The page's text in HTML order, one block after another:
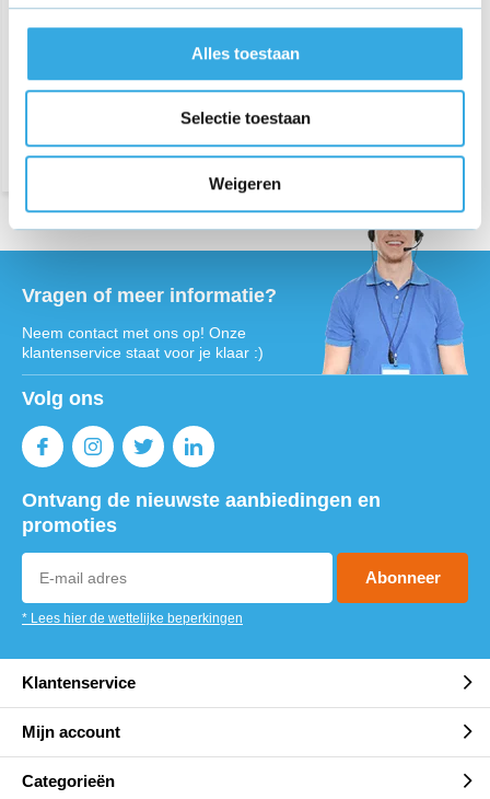
Alles toestaan
Selectie toestaan
Weigeren
Vragen of meer informatie?
Neem contact met ons op! Onze
klantenservice staat voor je klaar :)
Volg ons
Ontvang de nieuwste aanbiedingen en
promoties
Abonneer
* Lees hier de wettelijke beperkingen
Klantenservice
Mijn account
Categorieën